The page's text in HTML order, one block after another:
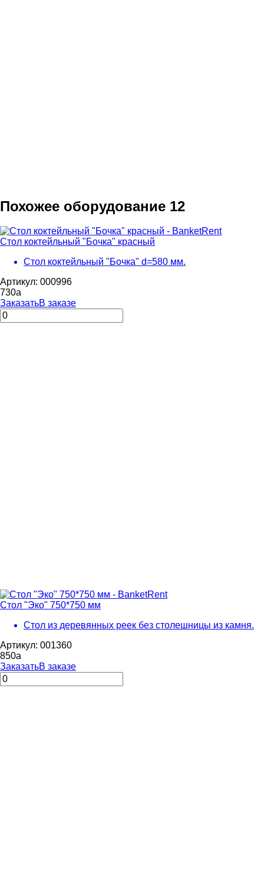
Похожее оборудование 12
Стол коктейльный "Бочка" красный
Стол коктейльный "Бочка" d=580 мм.
Артикул: 000996
730a
ЗаказатьВ заказе
Стол "Эко" 750*750 мм
Стол из деревянных реек без столешницы из камня.
Артикул: 001360
850a
ЗаказатьВ заказе